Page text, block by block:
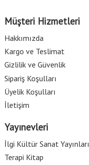
Müşteri Hizmetleri
Hakkımızda
Kargo ve Teslimat
Gizlilik ve Güvenlik
Sipariş Koşulları
Üyelik Koşulları
İletişim
Yayınevleri
İlgi Kültür Sanat Yayınları
Terapi Kitap